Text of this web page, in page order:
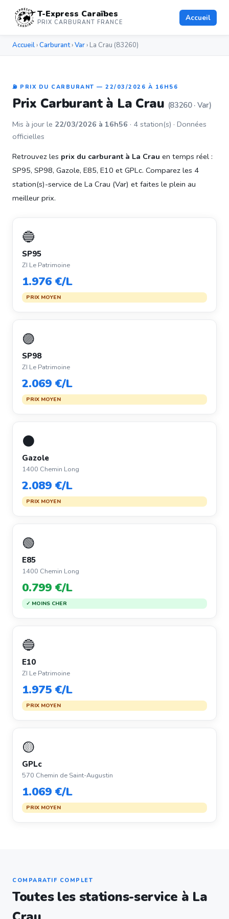
T-Express Caraïbes
PRIX CARBURANT FRANCE Accueil
Accueil ›Carburant›Var › La Crau (83260)
⛽ PRIX DU CARBURANT — 22/03/2026 À 16H56
Prix Carburant à La Crau (83260 · Var)
Mis à jour le 22/03/2026 à 16h56 · 4 station(s) · Données
officielles
Retrouvez les prix du carburant à La Crau en temps réel :
SP95, SP98, Gazole, E85, E10 et GPLc. Comparez les 4
station(s)-service de La Crau (Var) et faites le plein au
meilleur prix.
🔵
SP95
ZI Le Patrimoine
1.976 €/L
PRIX MOYEN
🟣
SP98
ZI Le Patrimoine
2.069 €/L
PRIX MOYEN
⚫
Gazole
1400 Chemin Long
2.089 €/L
PRIX MOYEN
🟢
E85
1400 Chemin Long
0.799 €/L
✓ MOINS CHER
🔵
E10
ZI Le Patrimoine
1.975 €/L
PRIX MOYEN
🟡
GPLc
570 Chemin de Saint-Augustin
1.069 €/L
PRIX MOYEN
COMPARATIF COMPLET
Toutes les stations-service à La